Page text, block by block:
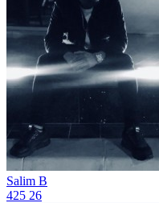
Salim B
425 26